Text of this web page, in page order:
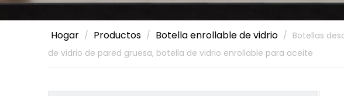
Hogar / Productos / Botella enrollable de vidrio / Botellas
de vidrio de pared gruesa, botella de vidrio enrollable para aceite